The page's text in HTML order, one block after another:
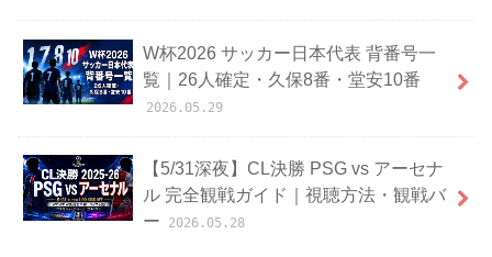
W杯2026 サッカー日本代表 背番号一
覧｜26人確定・久保8番・堂安10番
2026.05.29
【5/31深夜】CL決勝 PSG vs アーセナ
ル 完全観戦ガイド｜視聴方法・観戦バ
ー
2026.05.28